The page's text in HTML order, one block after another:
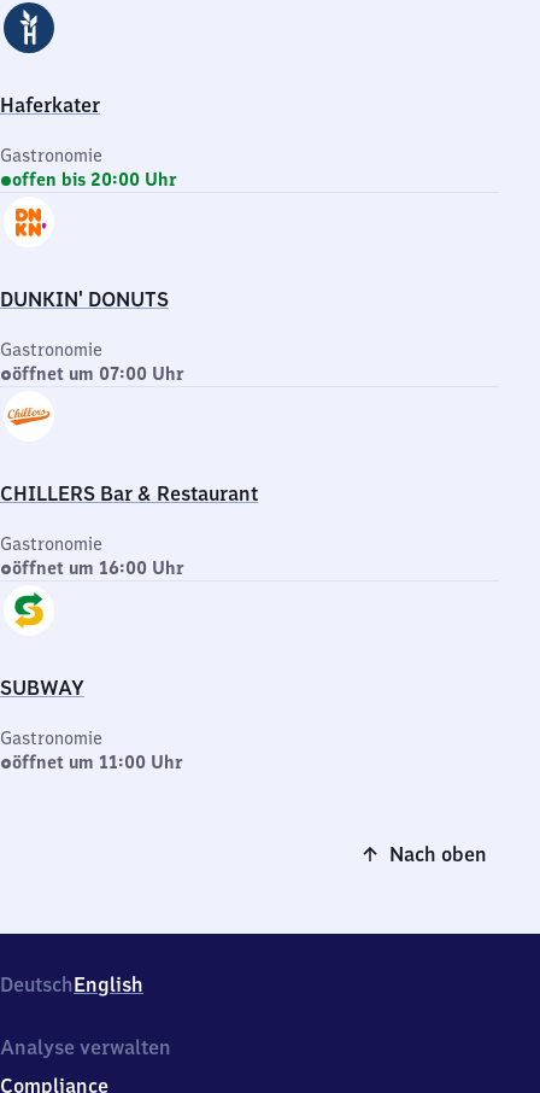
Haferkater
Gastronomie
offen bis 20:00 Uhr
DUNKIN' DONUTS
Gastronomie
öffnet um 07:00 Uhr
CHILLERS Bar & Restaurant
Gastronomie
öffnet um 16:00 Uhr
SUBWAY
Gastronomie
öffnet um 11:00 Uhr
Nach oben
DeutschEnglish
Analyse verwalten
Compliance